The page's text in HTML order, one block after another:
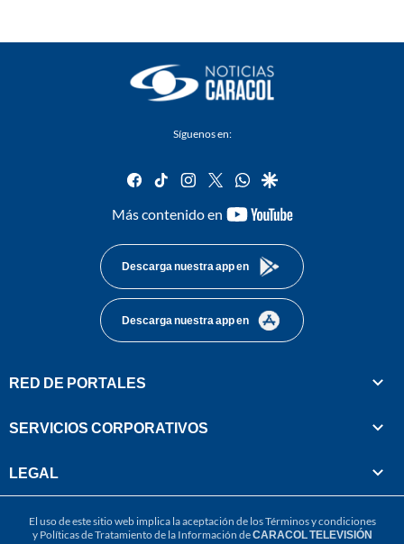
Síguenos en:
facebook
tiktok instagram
twitterwhatsapp
google
Más contenido en
youtube-
Descarga nuestra app en
Descarga nuestra app en
RED DE PORTALES
SERVICIOS CORPORATIVOS
LEGAL
El uso de este sitio web implica la aceptación de losTérminos y condiciones
y Políticas de Tratamiento de la Información deCARACOL TELEVISIÓN